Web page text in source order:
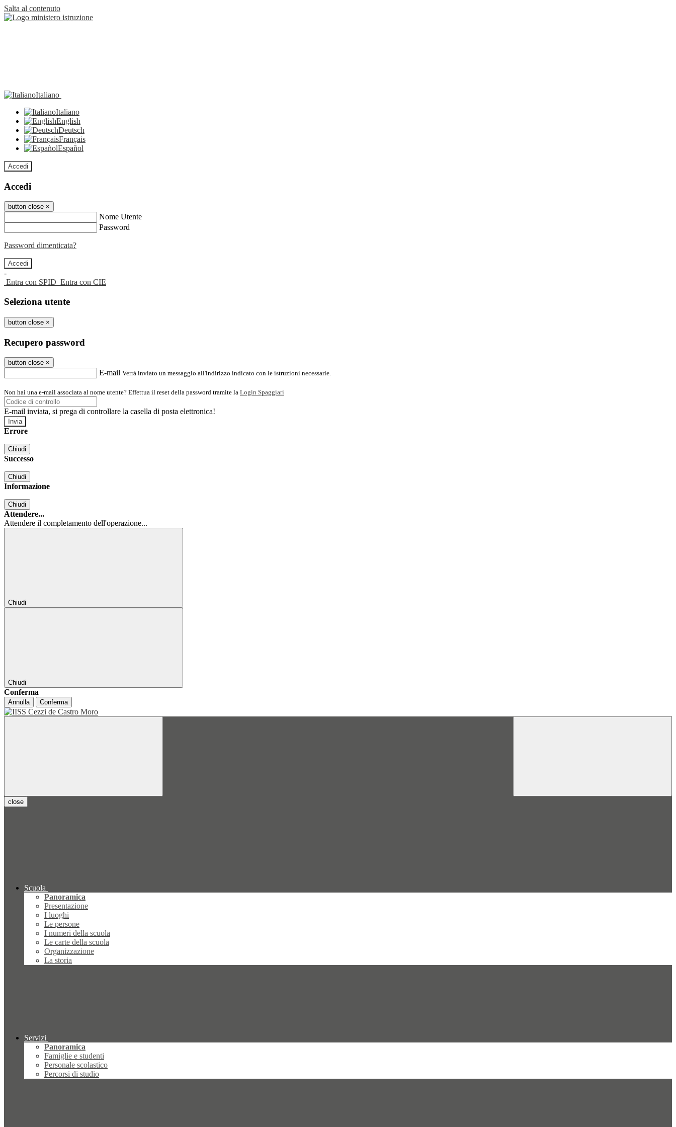
Salta al contenuto
Italiano
Italiano
English
Deutsch
Français
Español
Accedi
Accedi
button close ×
Nome Utente
Password
Password dimenticata?
-
Entra con SPID Entra con CIE
Seleziona utente
button close ×
Recupero password
button close ×
E-mail Verrà inviato un messaggio all'indirizzo indicato con le istruzioni necessarie.
Non hai una e-mail associata al nome utente? Effettua il reset della password tramite la Login Spaggiari
E-mail inviata, si prega di controllare la casella di posta elettronica!
Errore
Chiudi
Successo
Chiudi
Informazione
Chiudi
Attendere...
Attendere il completamento dell'operazione...
Chiudi
Chiudi
Conferma
Annulla Conferma
close
Scuola
Panoramica
Presentazione
I luoghi
Le persone
I numeri della scuola
Le carte della scuola
Organizzazione
La storia
Servizi
Panoramica
Famiglie e studenti
Personale scolastico
Percorsi di studio